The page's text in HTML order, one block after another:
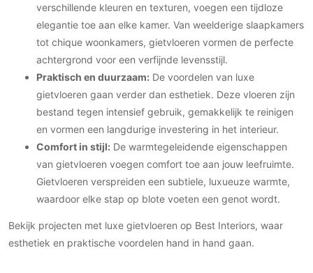
verschillende kleuren en texturen, voegen een tijdloze
elegantie toe aan elke kamer. Van weelderige slaapkamers
tot chique woonkamers, gietvloeren vormen de perfecte
achtergrond voor een verfijnde levensstijl.
Praktisch en duurzaam: De voordelen van luxe
gietvloeren gaan verder dan esthetiek. Deze vloeren zijn
bestand tegen intensief gebruik, gemakkelijk te reinigen
en vormen een langdurige investering in het interieur.
Comfort in stijl: De warmtegeleidende eigenschappen
van gietvloeren voegen comfort toe aan jouw leefruimte.
Gietvloeren verspreiden een subtiele, luxueuze warmte,
waardoor elke stap op blote voeten een genot wordt.
Bekijk projecten met luxe gietvloeren op Best Interiors, waar
esthetiek en praktische voordelen hand in hand gaan.